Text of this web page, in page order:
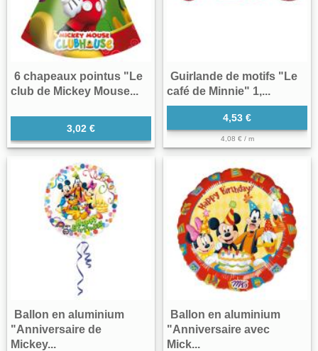
6 chapeaux pointus "Le
club de Mickey Mouse...
3,02 €
Guirlande de motifs "Le
café de Minnie" 1,...
4,53 €
4,08 € / m
Ballon en aluminium
"Anniversaire de
Mickey...
Ballon en aluminium
"Anniversaire avec
Mick...